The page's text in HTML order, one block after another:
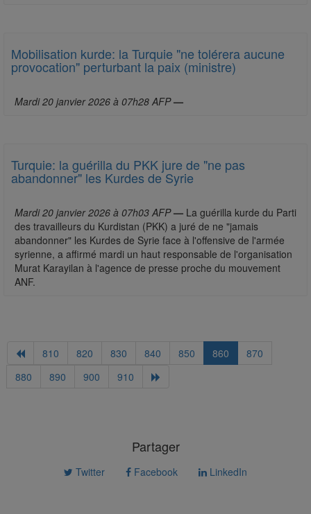
Mobilisation kurde: la Turquie "ne tolérera aucune
provocation" perturbant la paix (ministre)
Mardi 20 janvier 2026 à 07h28 AFP —
Turquie: la guérilla du PKK jure de "ne pas
abandonner" les Kurdes de Syrie
Mardi 20 janvier 2026 à 07h03 AFP — La guérilla kurde du Parti
des travailleurs du Kurdistan (PKK) a juré de ne "jamais
abandonner" les Kurdes de Syrie face à l'offensive de l'armée
syrienne, a affirmé mardi un haut responsable de l'organisation
Murat Karayilan à l'agence de presse proche du mouvement
ANF.
810 820 830 840 850 860
870
880
890 900 910
Partager
Twitter Facebook LinkedIn